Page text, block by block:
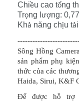
Chiều cao tổng th
Trọng l ượng:
Khả năng chịu tả
Sông Hồng
sản phẩm phụ
thức của các
Haida, Sirui, K&F
Để được hỗ trợ